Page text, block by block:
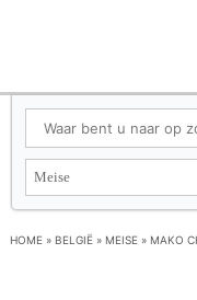
HOME » BELGIË » MEISE » MAKO